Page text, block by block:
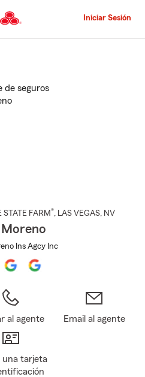
al
principal
Iniciar Sesión
STATE FARM®, LAS VEGAS, NV
Moreno
Ins Agcy Inc
al agente Email al agente
una tarjeta